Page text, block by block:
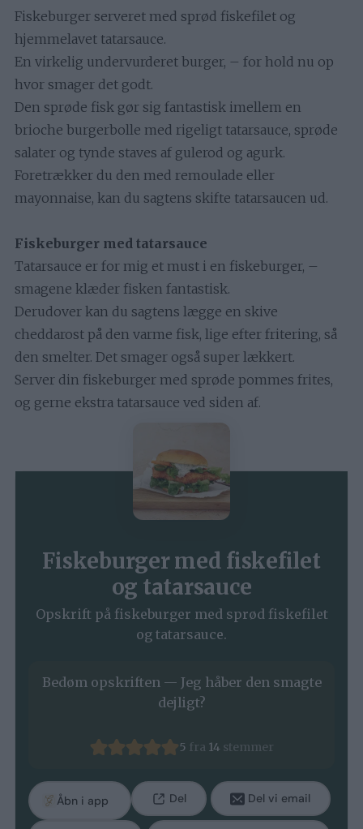
Fiskeburger serveret med sprød fiskefilet og
hjemmelavet tatarsauce.
En virkelig undervurderet burger, – for hold nu op
hvor smager det godt.
Den sprøde fisk gør sig fantastisk imellem en
brioche burgerbolle med rigeligt tatarsauce, sprøde
salater og tynde staves af gulerod og agurk.
Foretrækker du den med remoulade eller
mayonnaise, kan du sagtens skifte tatarsaucen ud.
Fiskeburger med tatarsauce
Tatarsauce er for mig et must i en fiskeburger, –
smagene klæder fisken fantastisk.
Derudover kan du sagtens lægge en skive
cheddarost på den varme fisk, lige efter fritering, så
den smelter. Det smager også super lækkert.
Server din fiskeburger med sprøde pommes frites,
og gerne ekstra tatarsauce ved siden af.
Fiskeburger med fiskefilet
og tatarsauce
Opskrift på fiskeburger med sprød fiskefilet
og tatarsauce.
Bedøm opskriften — Jeg håber den smagte
dejligt?
5 fra 14 stemmer
Åbn i app Del Del vi email